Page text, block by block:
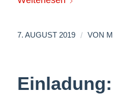
7. AUGUST 2019 / VON
Einladung: